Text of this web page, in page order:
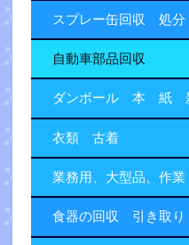
スプレー缶回収 処
自動車部品回収
ダンボール 本 紙
衣類 古着
業務用、大型品、作業
食器の回収 引き取り